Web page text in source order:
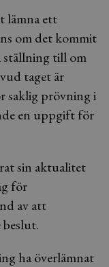
lämna ett
om det kommit
ställning till om
taget är
saklig prövning i
en uppgift för
sin aktualitet
för
av att
ha överlämnat